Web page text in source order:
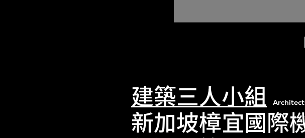
建築三人小組
新加坡樟宜國際